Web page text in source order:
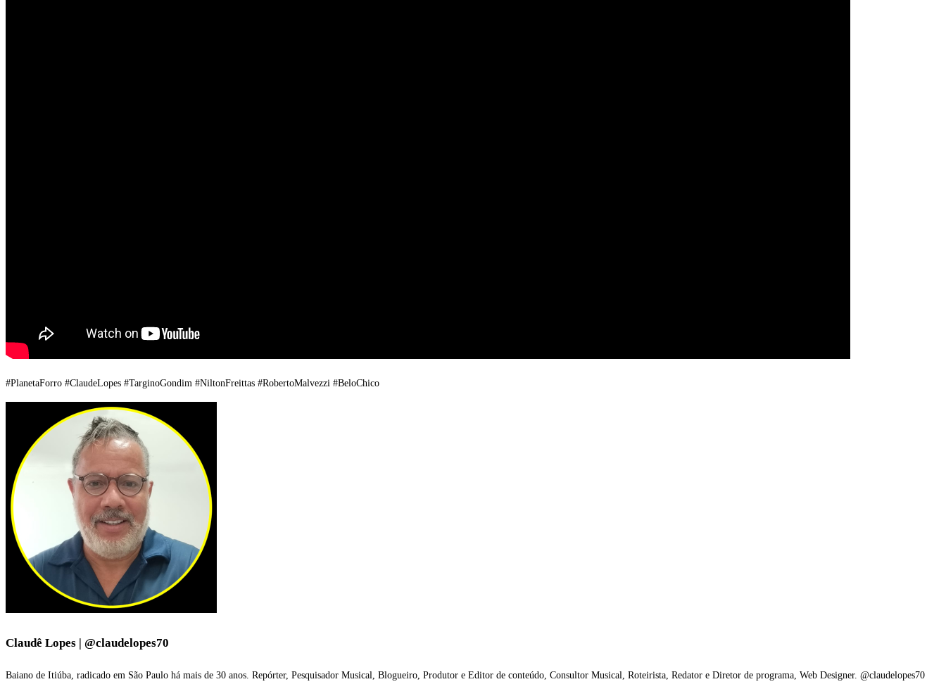
#PlanetaForro #ClaudeLopes #TarginoGondim #NiltonFreittas #RobertoMalvezzi #BeloChico
Claudê Lopes | @claudelopes70
Baiano de Itiúba, radicado em São Paulo há mais de 30 anos. Repórter, Pesquisador Musical, Blogueiro, Produtor e Editor de conteúdo, Consultor Musical, Roteirista, Redator e Diretor de programa, Web Designer. @claudelopes70